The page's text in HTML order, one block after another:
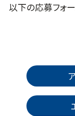
以下の応募フォ